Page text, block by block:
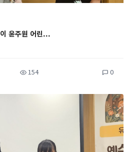
윤주원 어린...
154 0